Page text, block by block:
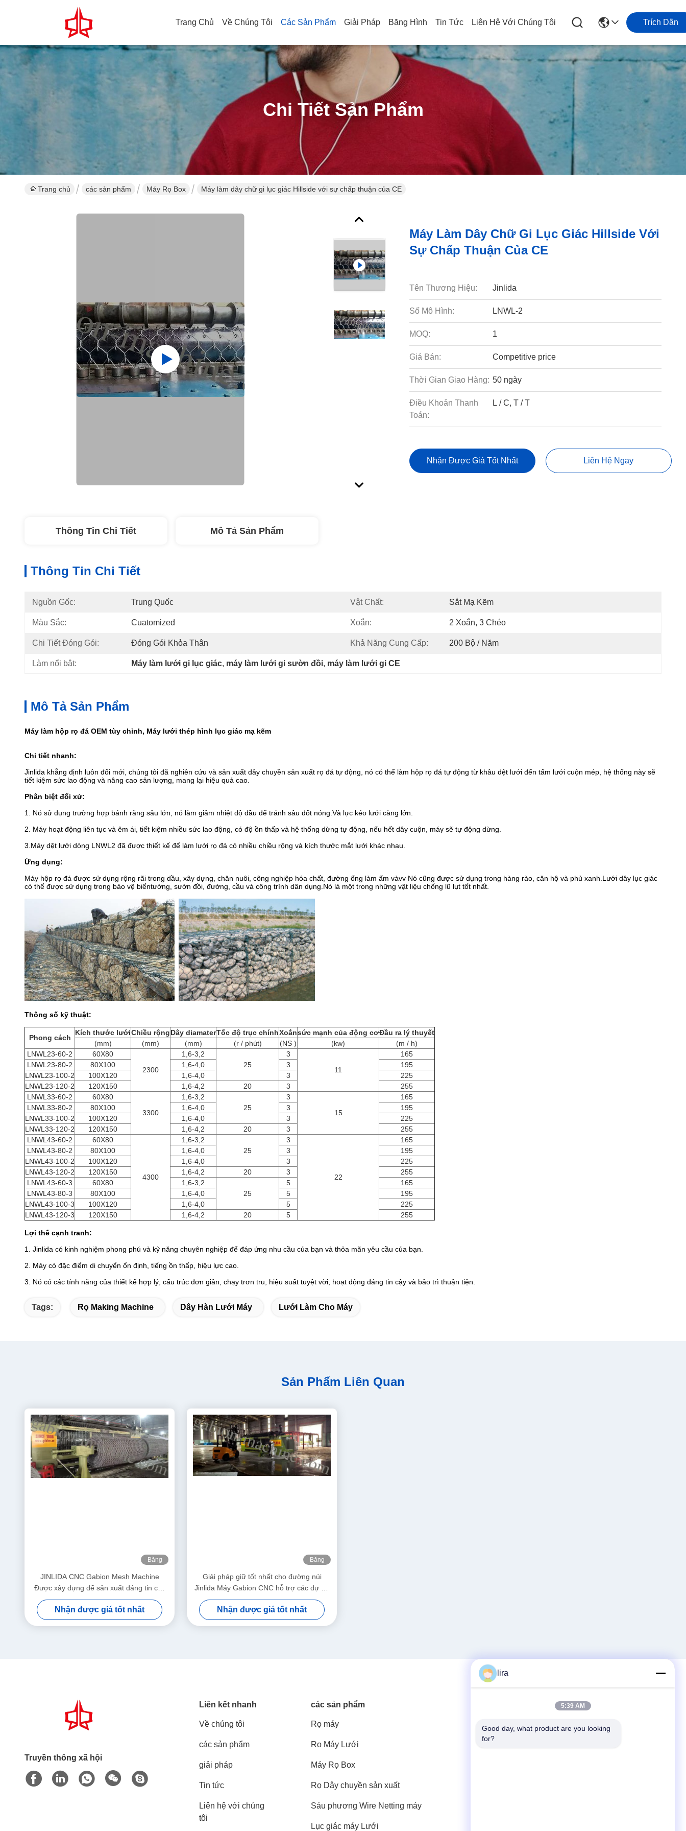
Trang Chủ Về Chúng Tôi Các Sản Phẩm Giải Pháp Băng Hình Tin Tức Liên Hệ Với Chúng Tôi Trích Dẫn
Chi Tiết Sản Phẩm
Trang chủ các sản phẩm Máy Rọ Box Máy làm dây chữ gi lục giác Hillside với sự chấp thuận của CE
Máy Làm Dây Chữ Gi Lục Giác Hillside Với
Sự Chấp Thuận Của CE
Tên Thương Hiệu: Jinlida
Số Mô Hình: LNWL-2
MOQ: 1
Giá Bán: Competitive price
Thời Gian Giao Hàng: 50 ngày
Điều Khoản Thanh
Toán:
L / C, T / T
Nhận Được Giá Tốt Nhất Liên Hệ Ngay
Thông Tin Chi Tiết Mô Tả Sản Phẩm
Thông Tin Chi Tiết
Nguồn Gốc: Trung Quốc Vật Chất: Sắt Mạ Kẽm
Màu Sắc: Cuatomized Xoắn: 2 Xoắn, 3 Chéo
Chi Tiết Đóng Gói: Đóng Gói Khỏa Thân Khả Năng Cung Cấp: 200 Bộ / Năm
Làm nổi bật: Máy làm lưới gi lục giác, máy làm lưới gi sườn đồi, máy làm lưới gi CE
Mô Tả Sản Phẩm
Máy làm hộp rọ đá OEM tùy chỉnh, Máy lưới thép hình lục giác mạ kẽm
Chi tiết nhanh:
Jinlida khẳng định luôn đổi mới, chúng tôi đã nghiên cứu và sản xuất dây chuyền sản xuất rọ đá tự động, nó có thể làm hộp rọ đá tự động từ khâu dệt lưới đến tấm lưới cuộn mép, hệ thống này sẽ
tiết kiệm sức lao động và nâng cao sản lượng, mang lại hiệu quả cao.
Phân biệt đối xử:
1. Nó sử dụng trường hợp bánh răng sâu lớn, nó làm giảm nhiệt độ dầu để tránh sâu đốt nóng.Và lực kéo lưới càng lớn.
2. Máy hoạt động liên tục và êm ái, tiết kiệm nhiều sức lao động, có độ ồn thấp và hệ thống dừng tự động, nếu hết dây cuộn, máy sẽ tự động dừng.
3.Máy dệt lưới dòng LNWL2 đã được thiết kế để làm lưới rọ đá có nhiều chiều rộng và kích thước mắt lưới khác nhau.
Ứng dụng:
Máy hộp rọ đá được sử dụng rộng rãi trong dầu, xây dựng, chăn nuôi, công nghiệp hóa chất, đường ống làm ấm vàvv Nó cũng được sử dụng trong hàng rào, căn hộ và phủ xanh.Lưới dây lục giác
có thể được sử dụng trong bảo vệ biểntường, sườn đồi, đường, cầu và công trình dân dụng.Nó là một trong những vật liệu chống lũ lụt tốt nhất.
Thông số kỹ thuật:
Phong cách
Kích thước lướiChiều rộngDây diamaterTốc độ trục chínhXoắnsức mạnh của động cơĐầu ra lý thuyết
(mm)
(mm) (mm) (r / phút) (NS ) (kw)
(m / h)
LNWL23-60-2
60X80
2300
1,6-3,2
25
3
11
165
LNWL23-80-2
80X100 1,6-4,0 3
195
LNWL23-100-2
100X120 1,6-4,0 3
225
LNWL23-120-2
120X150 1,6-4,2 20 3
255
LNWL33-60-2
60X80
3300
1,6-3,2
25
3
15
165
LNWL33-80-2
80X100 1,6-4,0 3
195
LNWL33-100-2
100X120 1,6-4,0 3
225
LNWL33-120-2
120X150 1,6-4,2 20 3
255
LNWL43-60-2
60X80
4300
1,6-3,2
25
3
22
165
LNWL43-80-2
80X100 1,6-4,0 3
195
LNWL43-100-2
100X120 1,6-4,0 3
225
LNWL43-120-2
120X150 1,6-4,2 20 3
255
LNWL43-60-3
60X80
1,6-3,2
25
5
165
LNWL43-80-3
80X100 1,6-4,0 5
195
LNWL43-100-3
100X120 1,6-4,0 5
225
LNWL43-120-3
120X150 1,6-4,2 20 5 255
Lợi thế cạnh tranh:
1. Jinlida có kinh nghiệm phong phú và kỹ năng chuyên nghiệp để đáp ứng nhu cầu của bạn và thỏa mãn yêu cầu của bạn.
2. Máy có đặc điểm di chuyển ổn định, tiếng ồn thấp, hiệu lực cao.
3. Nó có các tính năng của thiết kế hợp lý, cấu trúc đơn giản, chạy trơn tru, hiệu suất tuyệt vời, hoạt động đáng tin cậy và bảo trì thuận tiện.
Tags: Rọ Making Machine Dây Hàn Lưới Máy Lưới Làm Cho Máy
Sản Phẩm Liên Quan
Băng
JINLIDA CNC Gabion Mesh Machine
Được xây dựng để sản xuất đáng tin cậy
và có lợi nhuận
Nhận được giá tốt nhất
Băng
Giải pháp giữ tốt nhất cho đường núi
Jinlida Máy Gabion CNC hỗ trợ các dự án
bảo vệ sườn núi toàn cầu
Nhận được giá tốt nhất
Truyền thông xã hội
Liên kết nhanh
Về chúng tôi
các sản phẩm
giải pháp
Tin tức
Liên hệ với chúng
tôi
các sản phẩm
Rọ máy
Rọ Máy Lưới
Máy Rọ Box
Rọ Dây chuyền sản xuất
Sáu phương Wire Netting máy
Lục giác máy Lưới
Điện thoại
lira
5:39 AM
Good day, what product are you looking
for?